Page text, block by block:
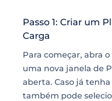
Passo 1: Criar um
Carga
Para começar, abra
uma nova janela de
aberta. Caso já
também pode